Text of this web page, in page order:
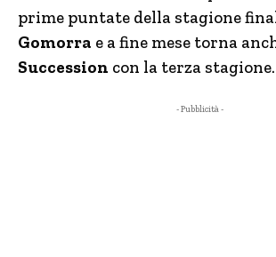
prime puntate della stagione
Gomorra e a fine mese torna
Succession con la terza stagione.
- Pubblicità -